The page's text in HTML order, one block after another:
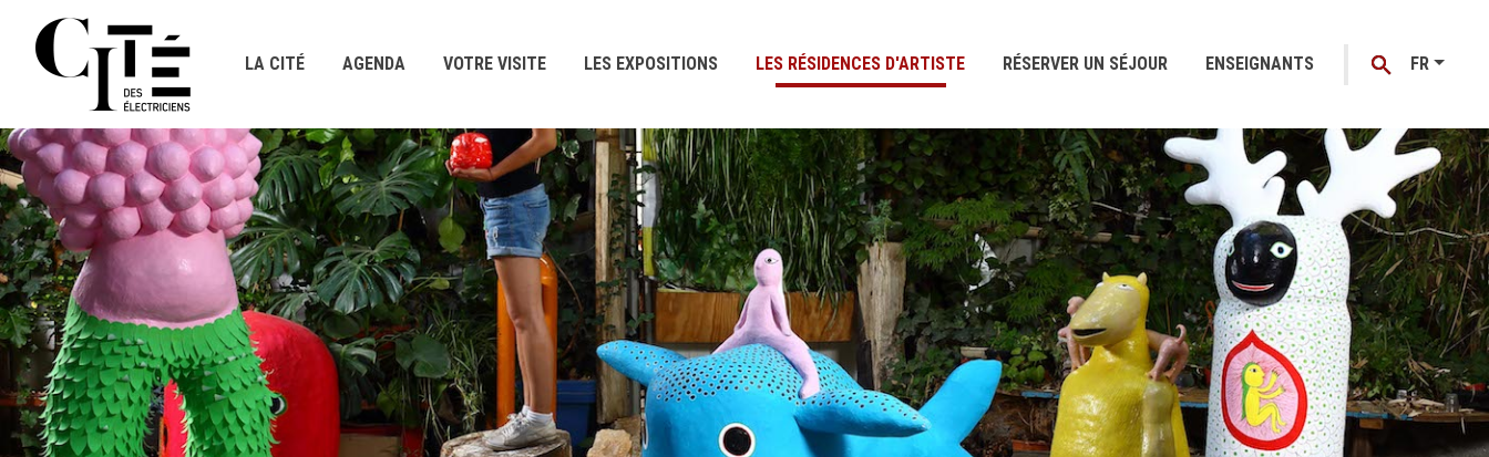
Aller au contenu principal
LA CITÉ AGENDA VOTRE VISITE LES EXPOSITIONS LES RÉSIDENCES D'ARTISTE RÉSERVER UN SÉJOUR ENSEIGNANTS FR
Visuel header
Image
Panneau de gestion des cookies